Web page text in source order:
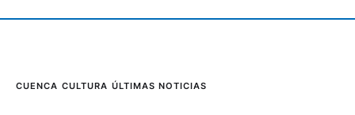
CUENCA CULTURA ÚLTIMAS NOTICIAS